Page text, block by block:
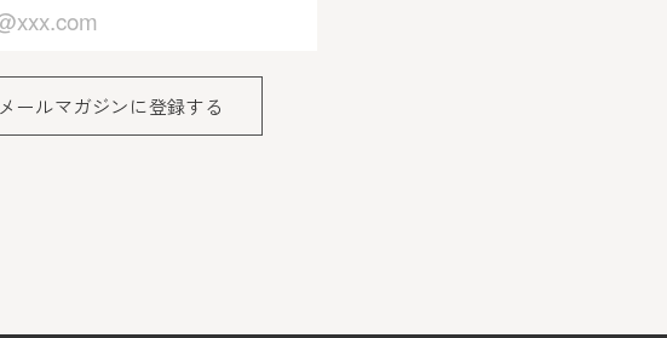
メールマガジンに登録する